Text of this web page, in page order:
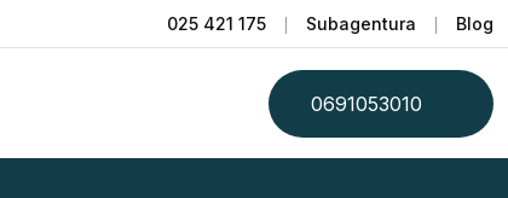
025 421 175 Subagentura Blog
0691053010